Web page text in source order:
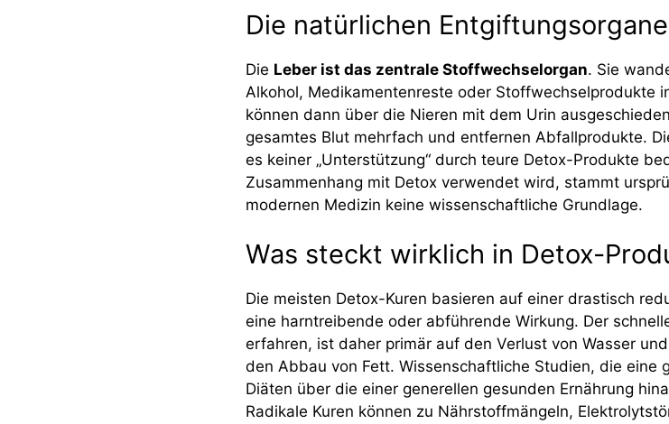
Die natürlichen
Die Leber ist das zentrale Stoffwechselorgan. Sie
Alkohol, Medikamentenreste oder Stoffwechselprodukte
können dann über die Nieren mit dem Urin
gesamtes Blut mehrfach und entfernen Abfallprodukte.
es keiner „Unterstützung“ durch teure Detox-Produkte
Zusammenhang mit Detox verwendet wird, stammt
modernen Medizin keine wissenschaftliche Grundlage.
Was steckt wirklich in Detox-
Die meisten Detox-Kuren basieren auf einer drastisch
eine harntreibende oder abführende Wirkung. Der
erfahren, ist daher primär auf den Verlust von Wasser
den Abbau von Fett. Wissenschaftliche Studien, die eine
Diäten über die einer generellen gesunden Ernährung
Radikale Kuren können zu Nährstoffmängeln,